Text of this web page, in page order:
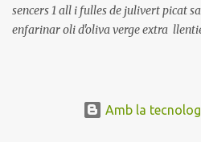
sencers 1 all i fulles de julivert picat
enfarinar oli d'oliva verge extra
entre 40 i 50 minuts. Poseu la carn
Amb la